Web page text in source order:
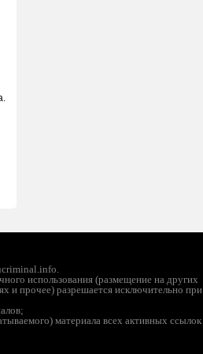
использования (размещение на других
и прочее) разрешается исключительно при
материала всех активных ссылок